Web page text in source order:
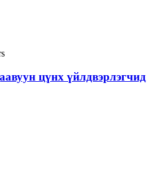
цүнх үйлдвэрлэгчид